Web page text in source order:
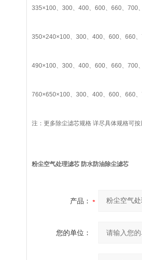
335×100、300、400、600、660、700
350×240×100、300、400、600、660
490×100、300、400、600、660、700
760×650×100、300、400、600、660
注：更多除尘滤芯规格 详尽具体规格可
粉尘空气处理滤芯 防水防油除尘滤芯
产品：
您的单位：